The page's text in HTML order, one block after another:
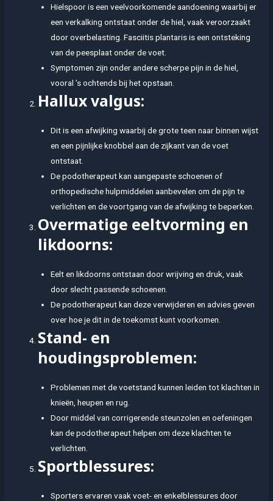
Hielspoor is een veelvoorkomende aandoening waarbij er
een verkalking ontstaat onder de hiel, vaak veroorzaakt
door overbelasting. Fasciitis plantaris is een ontsteking
van de peesplaat onder de voet.
Symptomen zijn onder andere scherpe pijn in de hiel,
vooral ’s ochtends bij het opstaan.
Hallux valgus:
Dit is een afwijking waarbij de grote teen naar binnen wijst
en een pijnlijke knobbel aan de zijkant van de voet
ontstaat.
De podotherapeut kan aangepaste schoenen of
orthopedische hulpmiddelen aanbevelen om de pijn te
verlichten en de voortgang van de afwijking te beperken.
Overmatige eeltvorming en
likdoorns:
Eelt en likdoorns ontstaan door wrijving en druk, vaak
door slecht passende schoenen.
De podotherapeut kan deze verwijderen en advies geven
over hoe je dit in de toekomst kunt voorkomen.
Stand- en
houdingsproblemen:
Problemen met de voetstand kunnen leiden tot klachten in
knieën, heupen en rug.
Door middel van corrigerende steunzolen en oefeningen
kan de podotherapeut helpen om deze klachten te
verlichten.
Sportblessures:
Sporters ervaren vaak voet- en enkelblessures door